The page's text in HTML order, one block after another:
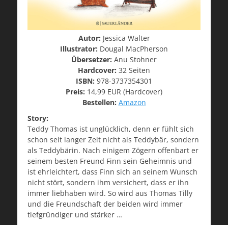
Autor: Jessica Walter
Illustrator: Dougal MacPherson
Übersetzer: Anu Stohner
Hardcover: 32 Seiten
ISBN: 978-3737354301
Preis: 14,99 EUR (Hardcover)
Bestellen: Amazon
Story:
Teddy Thomas ist unglücklich, denn er fühlt sich
schon seit langer Zeit nicht als Teddybär, sondern
als Teddybärin. Nach einigem Zögern offenbart er
seinem besten Freund Finn sein Geheimnis und
ist ehrleichtert, dass Finn sich an seinem Wunsch
nicht stört, sondern ihm versichert, dass er ihn
immer liebhaben wird. So wird aus Thomas Tilly
und die Freundschaft der beiden wird immer
tiefgründiger und stärker …